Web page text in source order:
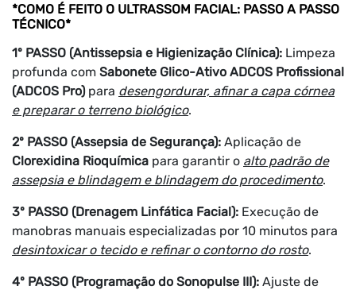
*COMO É FEITO O ULTRASSOM FACIAL: PASSO A PASSO
TÉCNICO*
1º PASSO (Antissepsia e Higienização Clínica): Limpeza
profunda com Sabonete Glico-Ativo ADCOS Profissional
(ADCOS Pro)para desengordurar, afinar a capa córnea
e preparar o terreno biológico.
2º PASSO (Assepsia de Segurança): Aplicação de
Clorexidina Rioquímica para garantir o alto padrão de
assepsia e blindagem e blindagem do procedimento.
3º PASSO (Drenagem Linfática Facial): Execução de
manobras manuais especializadas por 10 minutos para
desintoxicar o tecido e refinar o contorno do rosto.
4º PASSO (Programação do Sonopulse III): Ajuste de